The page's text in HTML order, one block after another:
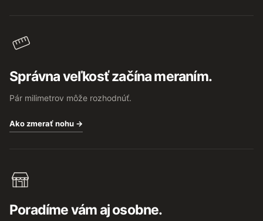
Správna veľkosť začína meraním.
Pár milimetrov môže rozhodnúť.
Ako zmerať nohu →
Poradíme vám aj osobne.